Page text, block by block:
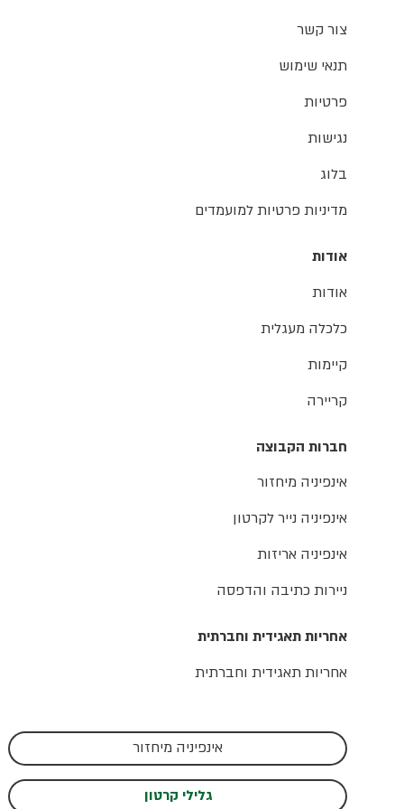
צור קשר
תנאי שימוש
פרטיות
נגישות
בלוג
מדיניות פרטיות למועמדים
אודות
אודות
כלכלה מעגלית
קיימות
קריירה
חברות הקבוצה
אינפיניה מיחזור
אינפיניה נייר לקרטון
אינפיניה אריזות
ניירות כתיבה והדפסה
אחריות תאגידית וחברתית
אחריות תאגידית וחברתית
אינפיניה מיחזור
גלילי קרטון